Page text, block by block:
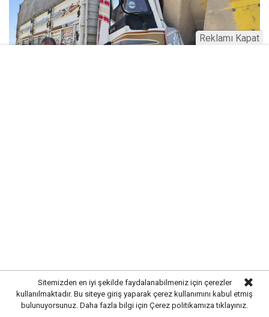
BAŞLATILDI
Polis ekipleri,kazanın meydana geliş nedenini
belirlemek amacıyla olay yerinde detaylı inceleme
Sitemizden en iyi şekilde faydalanabilmeniz için çerezler
kullanılmaktadır. Bu siteye giriş yaparak çerez kullanımını kabul etmiş
bulunuyorsunuz. Daha fazla bilgi için Çerez politikamıza tıklayınız.
Reklamı Kapat